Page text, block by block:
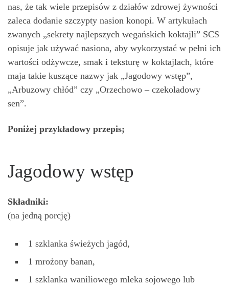
nas, że tak wiele przepisów z działów zdrowej żywności
zaleca dodanie szczypty nasion konopi. W artykułach
zwanych „sekrety najlepszych wegańskich koktajli” SCS
opisuje jak używać nasiona, aby wykorzystać w pełni ich
wartości odżywcze, smak i teksturę w koktajlach, które
maja takie kuszące nazwy jak „Jagodowy wstęp”,
„Arbuzowy chłód” czy „Orzechowo – czekoladowy
sen”.
Poniżej przykładowy przepis;
Jagodowy wstęp
Składniki:
(na jedną porcję)
1 szklanka świeżych jagód,
1 mrożony banan,
1 szklanka waniliowego mleka sojowego lub